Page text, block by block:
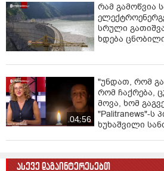
რამ გამოწვია
სრული
ხდება
04:56
"უნდათ, რომ
რომ ჩაქრება,
მოვა, ხომ
"Palitranews"-ს
ხუხაშვილი
ასევე დაგაინტერესებთ